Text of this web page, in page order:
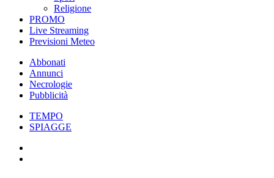
Religione
PROMO
Live Streaming
Previsioni Meteo
Abbonati
Annunci
Necrologie
Pubblicità
TEMPO
SPIAGGE